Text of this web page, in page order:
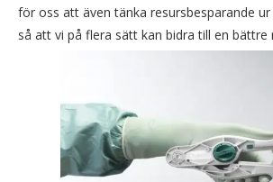
för oss att även tänka resursbesparande
så att vi på flera sätt kan bidra till en bättre